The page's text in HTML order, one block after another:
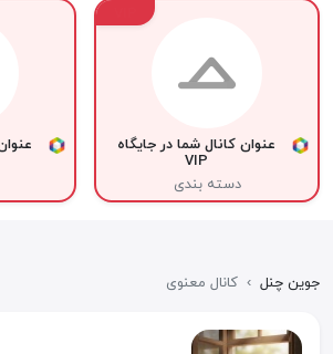
عنوان کانال شما در جایگاه
VIP
دسته بندی
جوین چنل › کانال معنوی